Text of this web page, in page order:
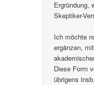
Ergründung,
Skeptiker-
Ich möchte
ergänzen,
Diese Form
übrigens